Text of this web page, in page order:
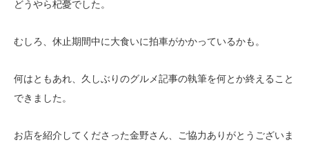
どうやら杞憂でした。
むしろ、休止期間中に大食いに拍車がかかっているかも。
何はともあれ、久しぶりのグルメ記事の執筆を何とか終えること
できました。
お店を紹介してくださった金野さん、ご協力ありがとうございま